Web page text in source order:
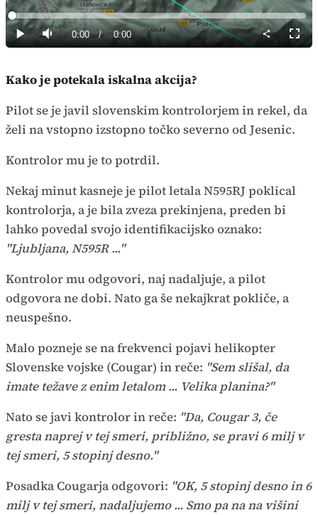
Predvajaj
Predvajaj
Tiho Current
0:00 / Duration
0:00
Loaded:
0%
način
Kako je potekala iskalna akcija?
Pilot se je javil slovenskim kontrolorjem in rekel, da
želi na vstopno izstopno točko severno od Jesenic.
Kontrolor mu je to potrdil.
Nekaj minut kasneje je pilot letala N595RJ poklical
kontrolorja, a je bila zveza prekinjena, preden bi
lahko povedal svojo identifikacijsko oznako:
"Ljubljana, N595R ..."
Kontrolor mu odgovori, naj nadaljuje, a pilot
odgovora ne dobi. Nato ga še nekajkrat pokliče, a
neuspešno.
Malo pozneje se na frekvenci pojavi helikopter
Slovenske vojske (Cougar) in reče: "Sem slišal, da
imate težave z enim letalom ... Velika planina?"
Nato se javi kontrolor in reče: "Da, Cougar 3, če
gresta naprej v tej smeri, približno, se pravi 6 milj v
tej smeri, 5 stopinj desno."
Posadka Cougarja odgovori: "OK, 5 stopinj desno in 6
milj v tej smeri, nadaljujemo ... Smo pa na na višini